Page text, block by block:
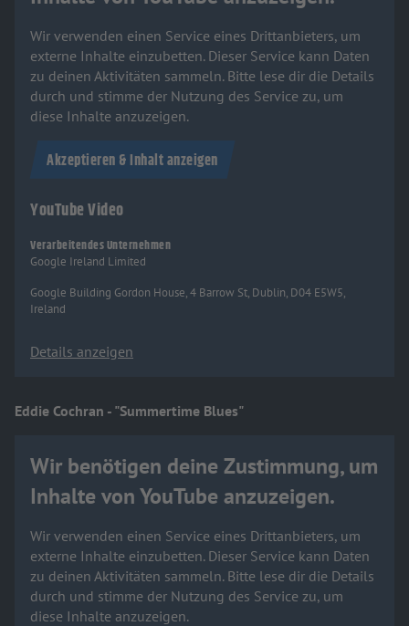
Wir verwenden einen Service eines Drittanbieters, um
externe Inhalte einzubetten. Dieser Service kann Daten
zu deinen Aktivitäten sammeln. Bitte lese dir die Details
durch und stimme der Nutzung des Service zu, um
diese Inhalte anzuzeigen.
Akzeptieren & Inhalt anzeigen
YouTube Video
Verarbeitendes Unternehmen
Google Ireland Limited
Google Building Gordon House, 4 Barrow St, Dublin, D04 E5W5,
Ireland
Details anzeigen
Eddie Cochran - "Summertime Blues"
Wir benötigen deine Zustimmung, um
Inhalte von YouTube anzuzeigen.
Wir verwenden einen Service eines Drittanbieters, um
externe Inhalte einzubetten. Dieser Service kann Daten
zu deinen Aktivitäten sammeln. Bitte lese dir die Details
durch und stimme der Nutzung des Service zu, um
diese Inhalte anzuzeigen.